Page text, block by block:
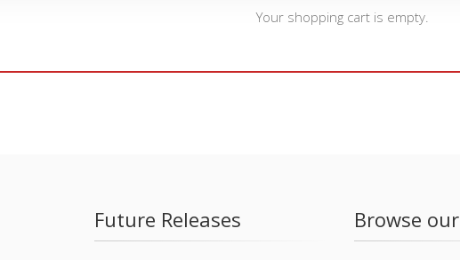
Your shopping cart is empty.
Future Releases Browse our